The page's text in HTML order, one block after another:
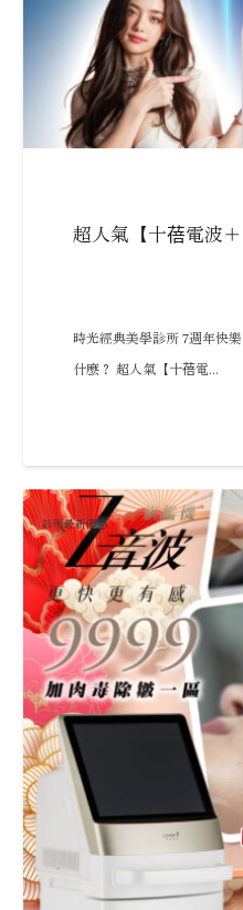
超人氣【十蓓電波
時光經典美學診所 7週年快
什麼？ 超人氣【十蓓電...
診所最新優惠